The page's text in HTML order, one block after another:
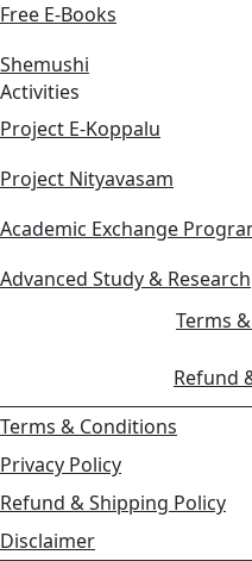
Free E-Books
Shemushi
Activities
Project E-Koppalu
Project Nityavasam
Academic Exchange
Advanced Study & Research
Terms
Refund
Terms & Conditions
Privacy Policy
Refund & Shipping Policy
Disclaimer